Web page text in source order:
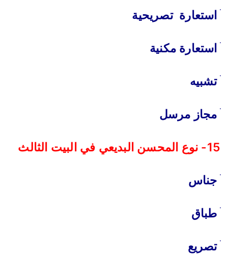
ׄ استعارة تصريحية
ׄ استعارة مكنية
ׄ تشبيه
ׄ مجاز مرسل
15- نوع المحسن البديعي في البيت الثالث
ׄ جناس
ׄ طباق
ׄ تصريع